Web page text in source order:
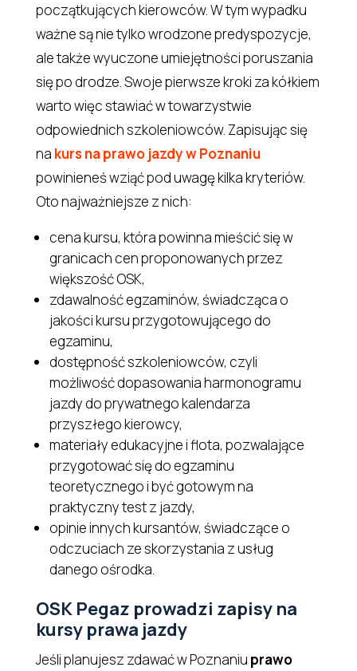
początkujących kierowców. W tym wypadku
ważne są nie tylko wrodzone predyspozycje,
ale także wyuczone umiejętności poruszania
się po drodze. Swoje pierwsze kroki za kółkiem
warto więc stawiać w towarzystwie
odpowiednich szkoleniowców. Zapisując się
na kurs na prawo jazdy w Poznaniu
powinieneś wziąć pod uwagę kilka kryteriów.
Oto najważniejsze z nich:
cena kursu, która powinna mieścić się w
granicach cen proponowanych przez
większość OSK,
zdawalność egzaminów, świadcząca o
jakości kursu przygotowującego do
egzaminu,
dostępność szkoleniowców, czyli
możliwość dopasowania harmonogramu
jazdy do prywatnego kalendarza
przyszłego kierowcy,
materiały edukacyjne i flota, pozwalające
przygotować się do egzaminu
teoretycznego i być gotowym na
praktyczny test z jazdy,
opinie innych kursantów, świadczące o
odczuciach ze skorzystania z usług
danego ośrodka.
OSK Pegaz prowadzi zapisy na
kursy prawa jazdy
Jeśli planujesz zdawać w Poznaniu prawo